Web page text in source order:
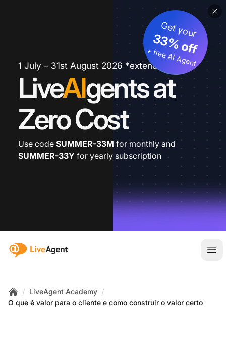
1 July – 31st August 2026 *extended
LiveAIgents at
Zero Cost
Get your
33% off
+ free AI Agent
Use code SUMMER-33M for monthly and
SUMMER-33Y for yearly subscription
:site.title
Home
/ LiveAgent Academy /
O que é valor para o cliente e como construir o valor certo